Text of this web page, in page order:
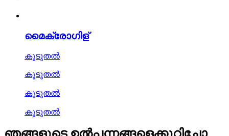
മൈക്രോഗിള്
കൂടുതൽ
കൂടുതൽ
കൂടുതൽ
കൂടുതൽ
ഞങ്ങളുടെ ഉൽപ്പന്നങ്ങളെക്കുറിച്ചോ